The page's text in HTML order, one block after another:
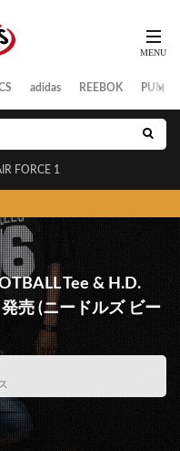
adidas REEBOK PUMA
FORCE 1
Tee & H.D.
売 (ニードルズ ビー